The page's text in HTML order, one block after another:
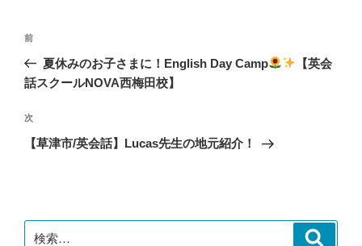
投
ナ
ゲ
ー
前
の
投
前
夏休みのお子さまに！English Day Camp
【英会
話スクールNOVA西梅田校】
次
の
次
【草津市/英会話】Lucas先生の地元紹介！